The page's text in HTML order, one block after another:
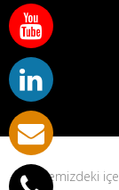
Sitemizdeki